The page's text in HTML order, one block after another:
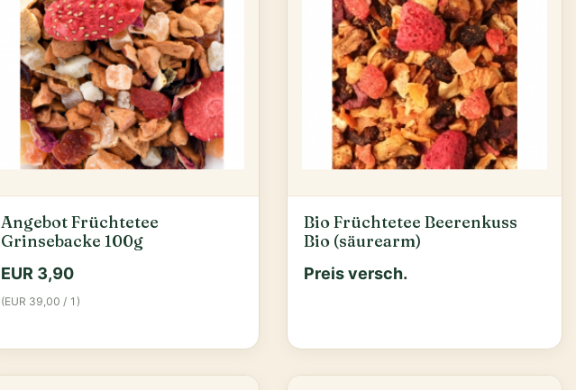
Angebot Früchtetee
Grinsebacke 100g
EUR 3,90
(EUR 39,00 / 1)
Bio Früchtetee Beerenkuss
Bio (säurearm)
Preis versch.